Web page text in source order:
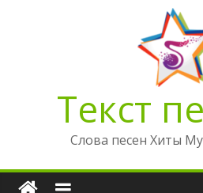
Текст
Слова песен Хиты